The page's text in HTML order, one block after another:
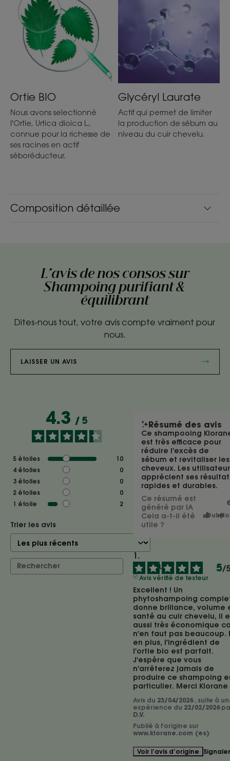
Composition détaillée
Ortie BIO
Nous avons selectionné
l'Ortie, Urtica dioica L.,
connue pour la richesse de
ses racines en actif
séboréducteur.
Glycéryl Laurate
Actif qui permet de limiter
la production de sébum au
niveau du cuir chevelu.
L'avis de nos consos sur
Shampoing purifiant &
équilibrant
Dites-nous tout, votre avis compte vraiment pour
nous.
LAISSER UN AVIS
4.3 / 5
5 étoiles
10
4 étoiles
0
3 étoiles
0
2 étoiles
0
1 étoile 2
Trier les avis
Résumé des avis
Ce shampooing
est très efficace pour
réduire l'excès de
sébum et revitaliser les
cheveux. Les
apprécient ses
rapides et durables.
Ce résumé est
généré par IA
Cela a-t-il été
utile ?
Oui
5/5
Avis vérifié de testeur
Excellent ! Un
phytoshampoing
donne brillance, volume
santé au cuir chevelu, il
aussi très économique
n'en faut pas beaucoup.
en plus, l'ingrédient de
l'ortie bio est parfait.
J'espère que vous
n'arrêterez jamais de
produire ce shampoing
particulier. Merci Klorane
Avis du 23/04/2026 , suite à
expérience du 22/02/2026
D.V.
Publié à l'origine sur
www.klorane.com (es)
Voir l’avis d’origine Signaler